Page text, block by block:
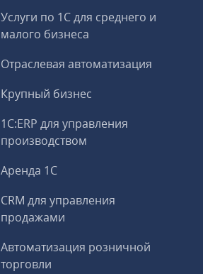
Услуги по 1С для среднего и
малого бизнеса
Отраслевая автоматизация
Крупный бизнес
1С:ERP для управления
производством
Аренда 1С
CRM для управления
продажами
Автоматизация розничной
торговли